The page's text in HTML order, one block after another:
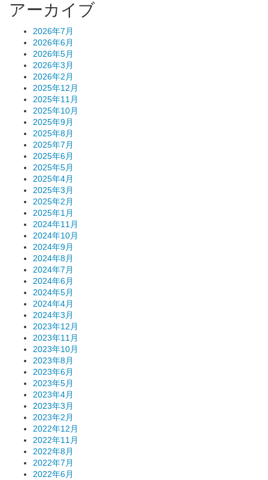
アーカイブ
2026年7月
2026年6月
2026年5月
2026年3月
2026年2月
2025年12月
2025年11月
2025年10月
2025年9月
2025年8月
2025年7月
2025年6月
2025年5月
2025年4月
2025年3月
2025年2月
2025年1月
2024年11月
2024年10月
2024年9月
2024年8月
2024年7月
2024年6月
2024年5月
2024年4月
2024年3月
2023年12月
2023年11月
2023年10月
2023年8月
2023年6月
2023年5月
2023年4月
2023年3月
2023年2月
2022年12月
2022年11月
2022年8月
2022年7月
2022年6月